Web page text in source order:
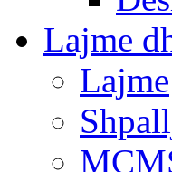
Lajme
Lajme